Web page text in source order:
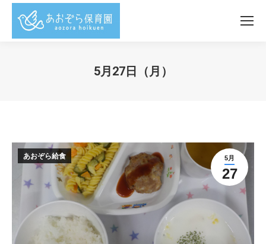
5月27日（月）
5月
27
あおぞら給食